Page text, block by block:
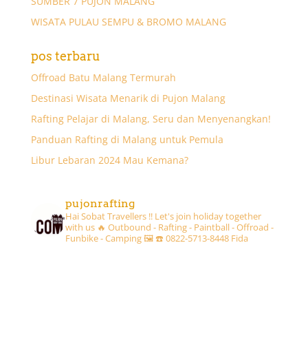
WISATA PULAU SEMPU & BROMO MALANG
pos terbaru
Offroad Batu Malang Termurah
Destinasi Wisata Menarik di Pujon Malang
Rafting Pelajar di Malang, Seru dan Menyenangkan!
Panduan Rafting di Malang untuk Pemula
Libur Lebaran 2024 Mau Kemana?
pujonrafting
Hai Sobat Travellers !! Let's join holiday together
with us 🔥 Outbound - Rafting - Paintball - Offroad -
Funbike - Camping 🖼☎️ 0822-5713-8448 Fida